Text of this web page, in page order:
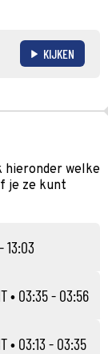
KIJKEN
hieronder welke
je ze kunt
13:03
• 03:35 - 03:56
• 03:13 - 03:35